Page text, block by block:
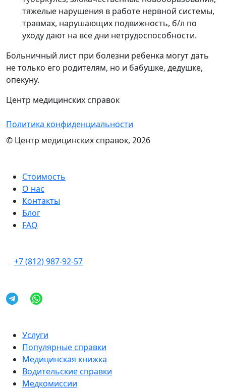
тяжелые нарушения в работе нервной системы,
травмах, нарушающих подвижность, б/л по
уходу дают на все дни нетрудоспособности.
Больничный лист при болезни ребенка могут дать
не только его родителям, но и бабушке, дедушке,
опекуну.
Центр медицинских справок
Политика конфиденциальности
© Центр медицинских справок, 2026
Услуги
Популярные справки
Медицинская книжка
Водительские справки
Медкомиссии
Стоимость
О нас
Контакты
Блог
FAQ
+7 (812) 987-92-57